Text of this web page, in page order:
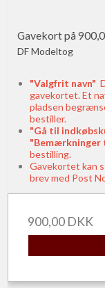
Gavekort på
DF Modeltog
"Valgfrit navn"
gavekortet. Et
pladsen
bestiller.
"Gå til
"Bemærkninger
bestilling.
Gavekortet kan
brev med Post
900,00 DKK